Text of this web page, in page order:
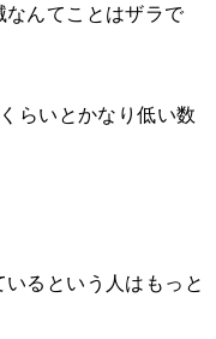
んてことはザラで
らいとかなり低い数
るという人はもっと